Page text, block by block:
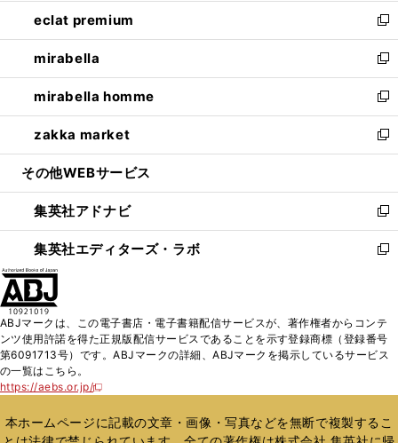
く
で
開
く
ド
ウ
で
開
く
ウ
ィ
ン
ド
ウ
で
開
く
し
い
ウ
ィ
ン
ド
ウ
で
開
eclat premium
新
し
い
ウ
ィ
ン
ド
ウ
開
く
mirabella
新
し
い
ウ
ィ
ン
ウ
で
開
く
mirabella homme
新
し
い
ウ
ン
ド
ウ
で
zakka market
新
し
ウ
ィ
ン
ド
く
その他WEBサービス
集英社アドナビ
新
し
い
ド
ウ
で
集英社エディターズ・ラボ
新
ィ
ン
ド
開
く
ABJマークは、この電子書店・電子書籍配信サービスが、著作権者からコンテ
ンツ使用許諾を得た正規版配信サービスであることを示す登録商標（登録番号
第6091713号）です。ABJマークの詳細、ABJマークを掲示しているサービス
の一覧はこちら。
https://aebs.or.jp/
新
い
ウ
本ホームページに記載の文章・画像・写真などを無断で複製するこ